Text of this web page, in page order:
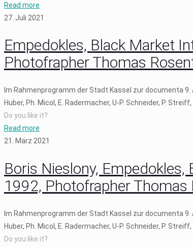
Read more
27. Juli 2021
Empedokles, Black Market
Photofrapher Thomas
Im Rahmenprogramm der Stadt Kassel zur documenta 9.
Huber, Ph. Micol, E. Radermacher, U-P. Schneider, P.
Do you like it?
Read more
21. März 2021
Boris Nieslony,
1992, Photofrapher Thomas
Im Rahmenprogramm der Stadt Kassel zur documenta 9.
Huber, Ph. Micol, E. Radermacher, U-P. Schneider, P.
Do you like it?